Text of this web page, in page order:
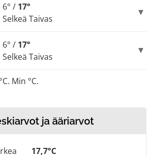
6° / 17°
Selkeä Taivas
6° / 17°
Selkeä Taivas
Min °C.
ja ääriarvot
17,7°C